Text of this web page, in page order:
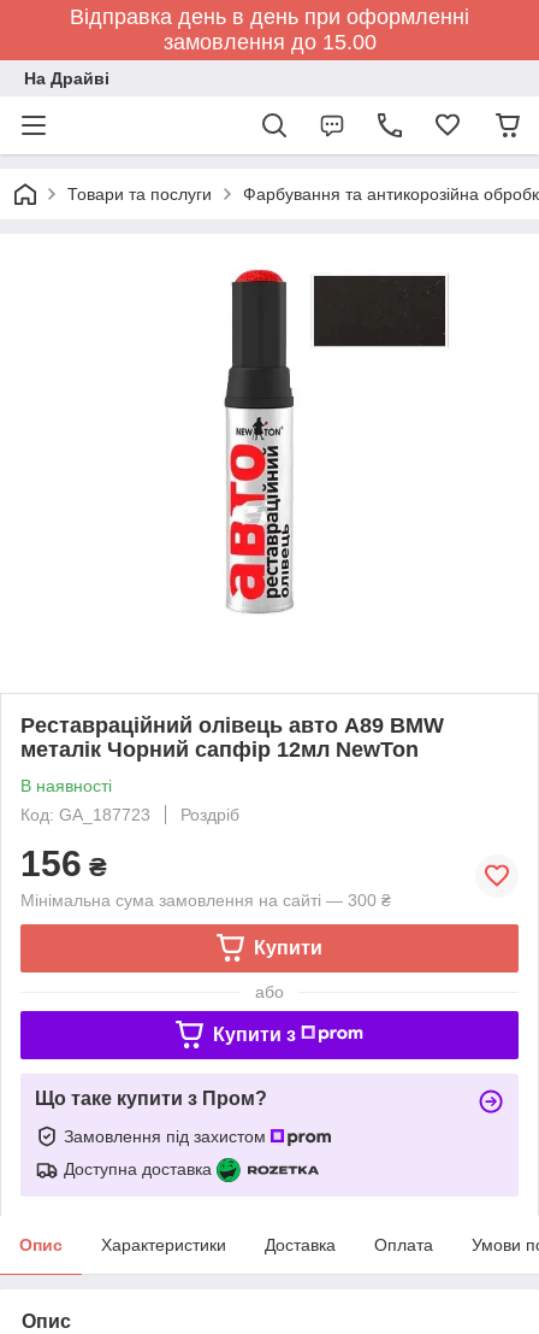
Відправка день в день при оформленні
замовлення до 15.00
На Драйві
Товари та послуги Фарбування та антикорозійна
Реставраційний олівець авто A89 BMW
металік Чорний сапфір 12мл NewTon
В наявності
Код: GA_187723
Роздріб
156 ₴
Мінімальна сума замовлення на сайті — 300 ₴
Купити
або
Купити з
Що таке купити з Пром?
Замовлення під захистом
Доступна доставка
Опис Характеристики Доставка Оплата Умови
Опис